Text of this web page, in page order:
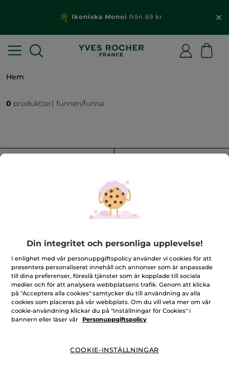
Ikoniska Monoi från 69 kr
Hem
0 produkt(er) funnen/funna
100%vegetabiliska
ingredienser
60 hektar
ekologiska odlingar
Din integritet och personliga upplevelse!
I enlighet med vår personuppgiftspolicy använder vi cookies för att
presentera personaliserat innehåll och annonser som är anpassade
till dina preferenser, föreslå tjänster som är kopplade till sociala
medier och för att analysera webbplatsens trafik. Genom att klicka
på "Acceptera alla cookies" samtycker du till användning av alla
cookies som placeras på vår webbplats. Om du vill veta mer om vår
cookie-användning klickar du på "Inställningar för Cookies" i
bannern eller läser vår
Personuppgiftspolicy
COOKIE-INSTÄLLNINGAR